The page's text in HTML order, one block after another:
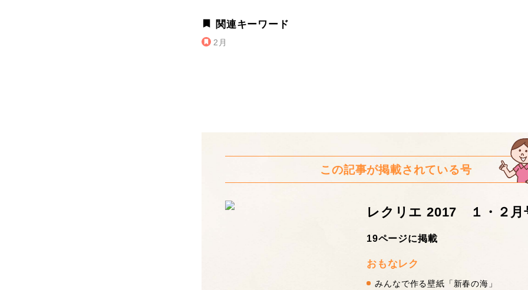
関連キーワード
2月
この記事が掲載されている号
レクリエ 2017 １・２月
19ページに掲載
おもなレク
みんなで作る壁紙「新春の海」